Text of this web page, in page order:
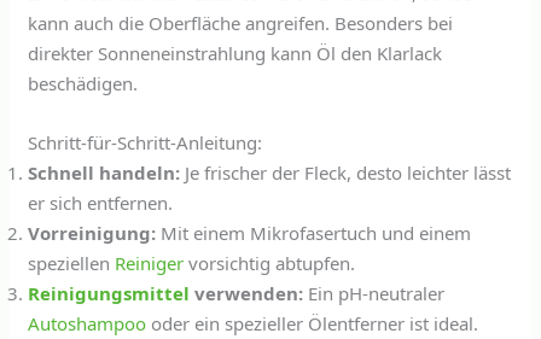
kann auch die Oberfläche angreifen. Besonders bei
direkter Sonneneinstrahlung kann Öl den Klarlack
beschädigen.
Schritt-für-Schritt-Anleitung:
Schnell handeln: Je frischer der Fleck, desto leichter lässt
er sich entfernen.
Vorreinigung: Mit einem Mikrofasertuch und einem
speziellen Reiniger vorsichtig abtupfen.
Reinigungsmittel verwenden: Ein pH-neutraler
Autoshampoo oder ein spezieller Ölentferner ist ideal.